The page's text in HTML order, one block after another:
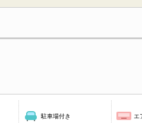
駐車場付き エ